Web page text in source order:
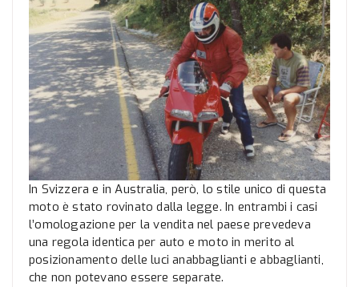
In Svizzera e in Australia, però, lo stile unico di questa
moto è stato rovinato dalla legge. In entrambi i casi
l’omologazione per la vendita nel paese prevedeva
una regola identica per auto e moto in merito al
posizionamento delle luci anabbaglianti e abbaglianti,
che non potevano essere separate.